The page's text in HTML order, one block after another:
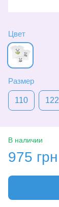
Цвет
Размер
110 122
В наличии
975 грн